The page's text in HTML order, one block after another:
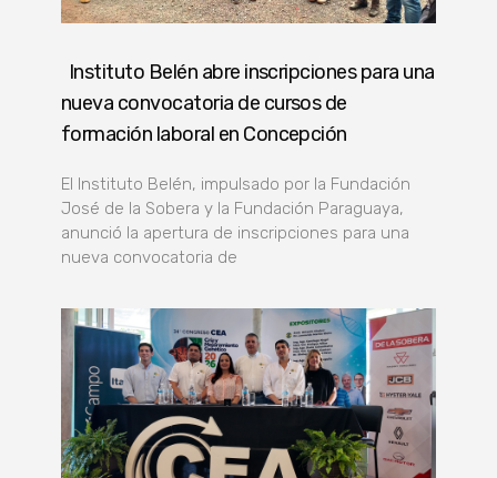
Instituto Belén abre inscripciones para una
nueva convocatoria de cursos de
formación laboral en Concepción
El Instituto Belén, impulsado por la Fundación
José de la Sobera y la Fundación Paraguaya,
anunció la apertura de inscripciones para una
nueva convocatoria de